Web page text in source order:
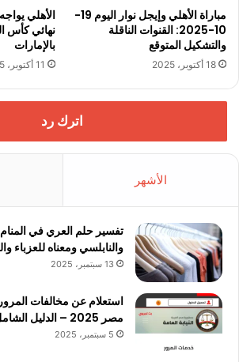
مباراة الأهلي وإيجل نوار اليوم 19-
10-2025: القنوات الناقلة
والتشكيل المتوقع
18 أكتوبر، 2025
الأهلي
بالإمارات
11 أكتوبر، 2025
اترك رد
الأشهر
تفسير حلم العري في
والنابلسي ومعناه للعزباء
13 سبتمبر، 2025
استعلام عن مخالفات
مصر 2025 – الدليل الشامل
5 سبتمبر، 2025